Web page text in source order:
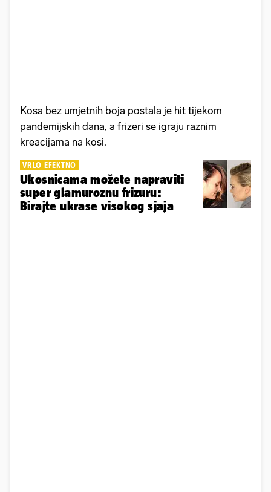
Kosa bez umjetnih boja postala je hit tijekom
pandemijskih dana, a frizeri se igraju raznim
kreacijama na kosi.
VRLO EFEKTNO
Ukosnicama možete napraviti
super glamuroznu frizuru:
Birajte ukrase visokog sjaja